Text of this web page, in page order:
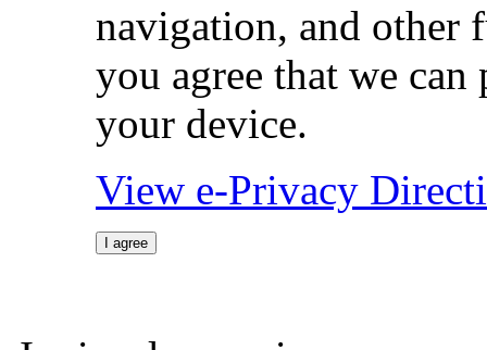
navigation, and other
you agree that we can
your device.
View e-Privacy
I agree